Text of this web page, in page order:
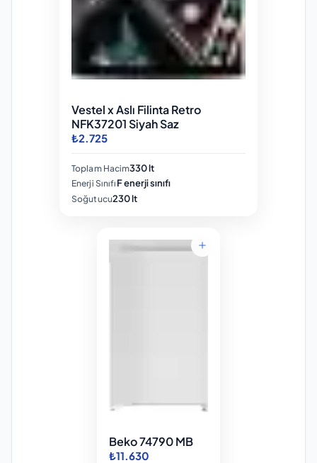
Vestel x Aslı Filinta Retro
NFK37201 Siyah Saz
₺2.725
Toplam Hacim330 lt
Enerji Sınıfı F enerji sınıfı
Soğutucu230 lt
Beko 74790 MB
₺11.630